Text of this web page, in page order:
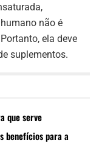
não é
ela deve
suplementos.
que serve
benefícios para a